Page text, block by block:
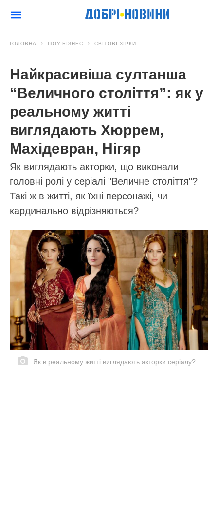
ГОЛОВНА ШОУ-БІЗНЕС СВІТОВІ ЗІРКИ
Найкрасивіша султанша
“Величного століття”: як у
реальному житті
виглядають Хюррем,
Махідевран, Нігяр
Як виглядають акторки, що виконали
головні ролі у серіалі "Величне століття"?
Такі ж в житті, як їхні персонажі, чи
кардинально відрізняються?
Як в реальному житті виглядають акторки серіалу?